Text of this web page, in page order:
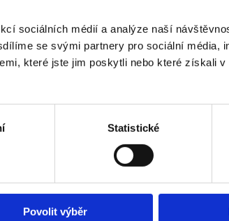
sociálních médií a analýze naší
se svými partnery pro sociální média,
které jste jim poskytli nebo které získali v
Statistické
Povolit výběr